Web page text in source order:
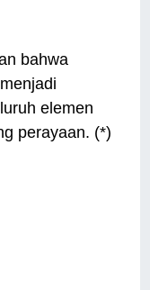
bahwa
elemen
perayaan. (*)